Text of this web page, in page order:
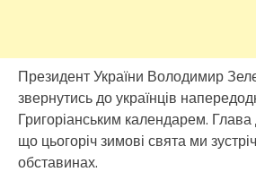
Президент України Володимир
звернутись до українців
Григоріанським календарем.
що цьогоріч зимові свята ми
обставинах.